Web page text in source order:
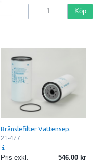
Köp
Bränslefilter Vattensep.
21-477
Pris exkl. 546.00